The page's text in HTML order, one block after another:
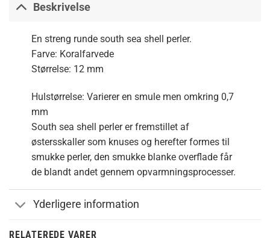
Beskrivelse
En streng runde south sea shell perler.
Farve: Koralfarvede
Størrelse: 12 mm
Hulstørrelse: Varierer en smule men omkring 0,7
mm
South sea shell perler er fremstillet af
østersskaller som knuses og herefter formes til
smukke perler, den smukke blanke overflade får
de blandt andet gennem opvarmningsprocesser.
Yderligere information
RELATEREDE VARER